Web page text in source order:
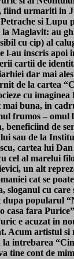
fiind urmariti in
si Lupu
la Maglavit: au
cu cip) al
l-au inscris apoi
cartii de
dar mai
de la cartea
cu
buna, in
frumos – omul
beneficiind de
sau de la
cartea lui
cel al marelui
un alt
cat se
sloganul cu care
popularul
casa fara
e acuzat in
Acum artistul si
intrebarea
tine cont de